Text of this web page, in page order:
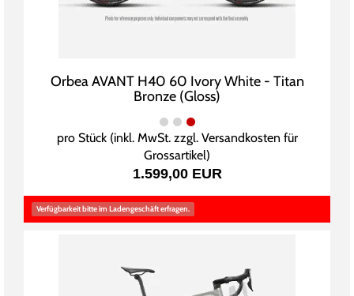
Orbea AVANT H40 60 Ivory White - Titan
Bronze (Gloss)
pro Stück (inkl. MwSt. zzgl. Versandkosten für
Grossartikel)
1.599,00 EUR
Verfügbarkeit bitte im Ladengeschäft erfragen.